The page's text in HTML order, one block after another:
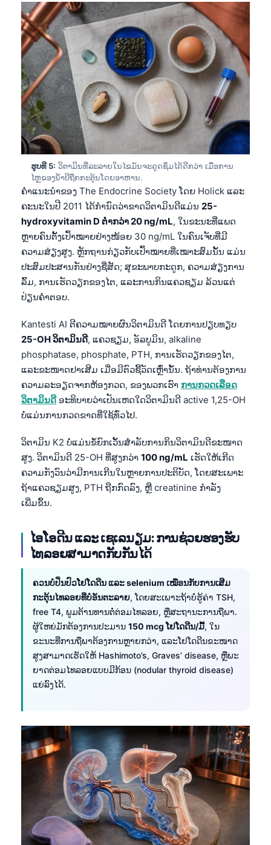
ຮູບທີ 5: ວິຕາມິນທີ່ລະລາຍໃນໄຂມັນຈະດູດຊຶມໄດ້ດີກວ່າ ເມື່ອການ
ໄຫຼຂອງນ້ຳບີຖືກກະຕຸ້ນໂດຍອາຫານ.
ຄຳແນະນຳຂອງ The Endocrine Society ໂດຍ Holick ແລະ
ຄະນະໃນປີ 2011 ໄດ້ກຳນົດວ່າຂາດວິຕາມິນດີແມ່ນ 25-
hydroxyvitamin D ຕໍ່າກວ່າ 20 ng/mL, ໃນຂະນະທີ່ແພດ
ຫຼາຍຄົນຕັ້ງເປົ້າໝາຍຢ່າງໜ້ອຍ 30 ng/mL ໃນຄົນເຈັບທີ່ມີ
ຄວາມສ່ຽງສູງ. ຫຼັກຖານກ່ຽວກັບເປົ້າໝາຍທີ່ເໝາະສົມນັ້ນ ແມ່ນ
ປະສົມປະສານກັນຢ່າງຊື່ສັດ; ສຸຂະພາບກະດູກ, ຄວາມສ່ຽງການ
ລົ້ມ, ການເຮັດວຽກຂອງໄຕ, ແລະການກິນແຄວຊຽມ ລ້ວນແຕ່
ປ່ຽນຄຳຕອບ.
Kantesti AI ຕີຄວາມໝາຍຜົນວິຕາມິນດີ ໂດຍການປຽບທຽບ
25-OH ວິຕາມິນດີ, ແຄວຊຽມ, ອັລບູມິນ, alkaline
phosphatase, phosphate, PTH, ການເຮັດວຽກຂອງໄຕ,
ແລະຂະໜາດຢາເສີມ ເມື່ອມີຕົວຊີ້ວັດເຫຼົ່ານັ້ນ. ຖ້າທ່ານຕ້ອງການ
ຄວາມລະອຽດຈາກຫ້ອງກວດ, ຂອງພວກເຮົາ ການກວດເລືອດ
ວິຕາມິນດີອະທິບາຍວ່າເປັນເຫດໃດວິຕາມິນດີ active 1,25-OH
ບໍ່ແມ່ນການກວດຂາດທີ່ໃຊ້ທົ່ວໄປ.
ວິຕາມິນ K2 ບໍ່ແມ່ນຂໍ້ຍົກເວັ້ນສຳລັບການກິນວິຕາມິນດີຂະໜາດ
ສູງ. ວິຕາມິນດີ 25-OH ທີ່ສູງກວ່າ 100 ng/mL ເຮັດໃຫ້ເກີດ
ຄວາມກັງວົນວ່າມີການເກີນໃນຫຼາຍການປະຕິບັດ, ໂດຍສະເພາະ
ຖ້າແຄວຊຽມສູງ, PTH ຖືກກົດລົງ, ຫຼື creatinine ກຳລັງ
ເພີ່ມຂຶ້ນ.
ໄອໂອດີນ ແລະ ເຊເລນຽມ: ການຊ່ວຍຮອງຮັບ
ໄທລອຍສາມາດກັບກັນໄດ້
ຄວນບໍ່ປິ່ນປົວໂຢໂດດີນ ແລະ selenium ເໝືອນກັບການເສີມ
ກະຕຸ້ນໄທລອຍທີ່ບໍ່ອັນຕະລາຍ, ໂດຍສະເພາະຖ້າບໍ່ຮູ້ຄ່າ TSH,
free T4, ພູມຕ້ານທານຕໍ່ຕ່ອມໄທລອຍ, ຫຼືສະຖານະການຖືພາ.
ຜູ້ໃຫຍ່ມັກຕ້ອງການປະມານ 150 mcg ໂຢໂດດີນ/ມື້, ໃນ
ຂະນະທີ່ການຖືພາຕ້ອງການຫຼາຍກວ່າ, ແລະໂຢໂດດີນຂະໜາດ
ສູງສາມາດເຮັດໃຫ້ Hashimoto’s, Graves’ disease, ຫຼືພະ
ຍາດຕ່ອມໄທລອຍແບບມີກ້ອນ (nodular thyroid disease)
ແຍ່ລົງໄດ້.